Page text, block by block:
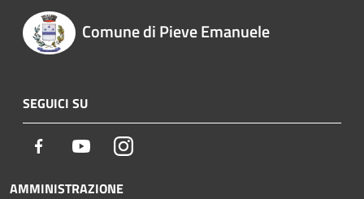
Comune di Pieve Emanuele
SEGUICI SU
Facebook YoutubeInstagram
AMMINISTRAZIONE